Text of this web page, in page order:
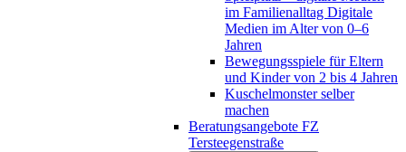
im Familienalltag Digitale
Medien im Alter von 0–6
Jahren
Bewegungsspiele für Eltern
und Kinder von 2 bis 4 Jahren
Kuschelmonster selber
machen
Beratungsangebote FZ
Tersteegenstraße